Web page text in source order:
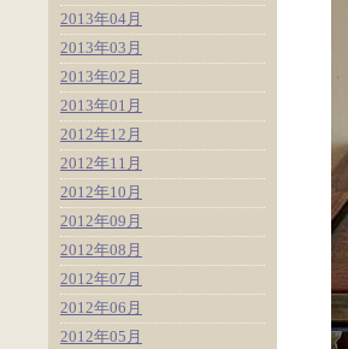
2013年04月
2013年03月
2013年02月
2013年01月
2012年12月
2012年11月
2012年10月
2012年09月
2012年08月
2012年07月
2012年06月
2012年05月